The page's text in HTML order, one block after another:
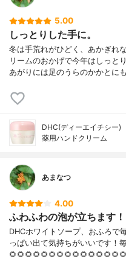
5.00
しっとりした手に。
冬は手荒れがひどく、あかぎれ
リームのおかげで今年はしっと
あがりには足のうらのかかとに
DHC(ディーエイチシー)
薬用ハンドクリーム
あまなつ
4.00
ふわふわの泡が立ちます！
DHCホワイトソープ、おふろで
っぱい出て気持ちがいいです！